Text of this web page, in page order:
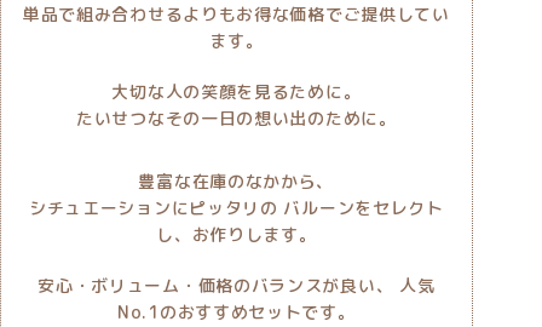
単品で組み合わせるよりもお得な価格でご提供してい
ます。
大切な人の笑顔を見るために。
たいせつなその一日の想い出のために。
豊富な在庫のなかから、
シチュエーションにピッタリの バルーンをセレクト
し、お作りします。
安心・ボリューム・価格のバランスが良い、 人気
No.1のおすすめセットです。